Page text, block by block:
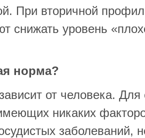
При вторичной
снижать уровень
норма?
от человека.
никаких
заболеваний,